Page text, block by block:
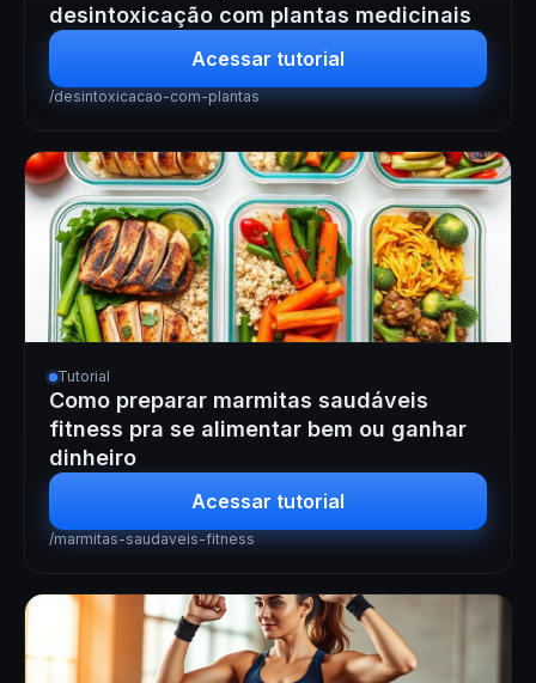
desintoxicação com plantas medicinais
Acessar tutorial
/desintoxicacao-com-plantas
Tutorial
Como preparar marmitas saudáveis
fitness pra se alimentar bem ou ganhar
dinheiro
Acessar tutorial
/marmitas-saudaveis-fitness